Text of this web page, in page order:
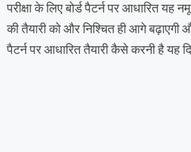
परीक्षा के लिए बोर्ड पैटर्न पर आधारित यह
की तैयारी को और निश्चित ही आगे बढ़ाएगी
पैटर्न पर आधारित तैयारी कैसे करनी है यह